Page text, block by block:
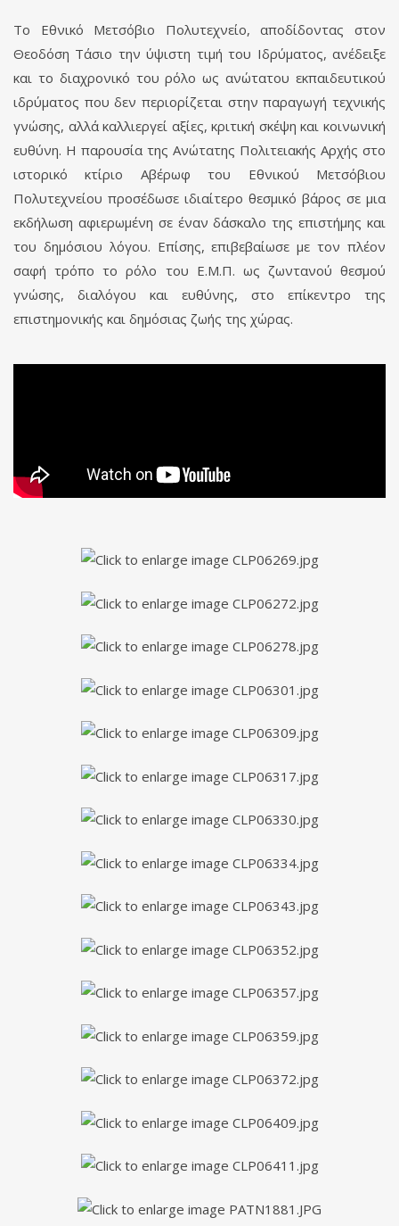
Το Εθνικό Μετσόβιο Πολυτεχνείο, αποδίδοντας στον
Θεοδόση Τάσιο την ύψιστη τιμή του Ιδρύματος, ανέδειξε
και το διαχρονικό του ρόλο ως ανώτατου εκπαιδευτικού
ιδρύματος που δεν περιορίζεται στην παραγωγή τεχνικής
γνώσης, αλλά καλλιεργεί αξίες, κριτική σκέψη και κοινωνική
ευθύνη. Η παρουσία της Ανώτατης Πολιτειακής Αρχής στο
ιστορικό κτίριο Αβέρωφ του Εθνικού Μετσόβιου
Πολυτεχνείου προσέδωσε ιδιαίτερο θεσμικό βάρος σε μια
εκδήλωση αφιερωμένη σε έναν δάσκαλο της επιστήμης και
του δημόσιου λόγου. Επίσης, επιβεβαίωσε με τον πλέον
σαφή τρόπο το ρόλο του Ε.Μ.Π. ως ζωντανού θεσμού
γνώσης, διαλόγου και ευθύνης, στο επίκεντρο της
επιστημονικής και δημόσιας ζωής της χώρας.